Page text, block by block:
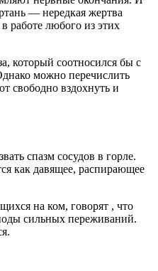
— нередкая жертва
работе любого из этих
который соотносился бы с
можно перечислить
свободно вздохнуть и
спазм сосудов в горле.
как давящее, распирающее
на ком, говорят , что
сильных переживаний.